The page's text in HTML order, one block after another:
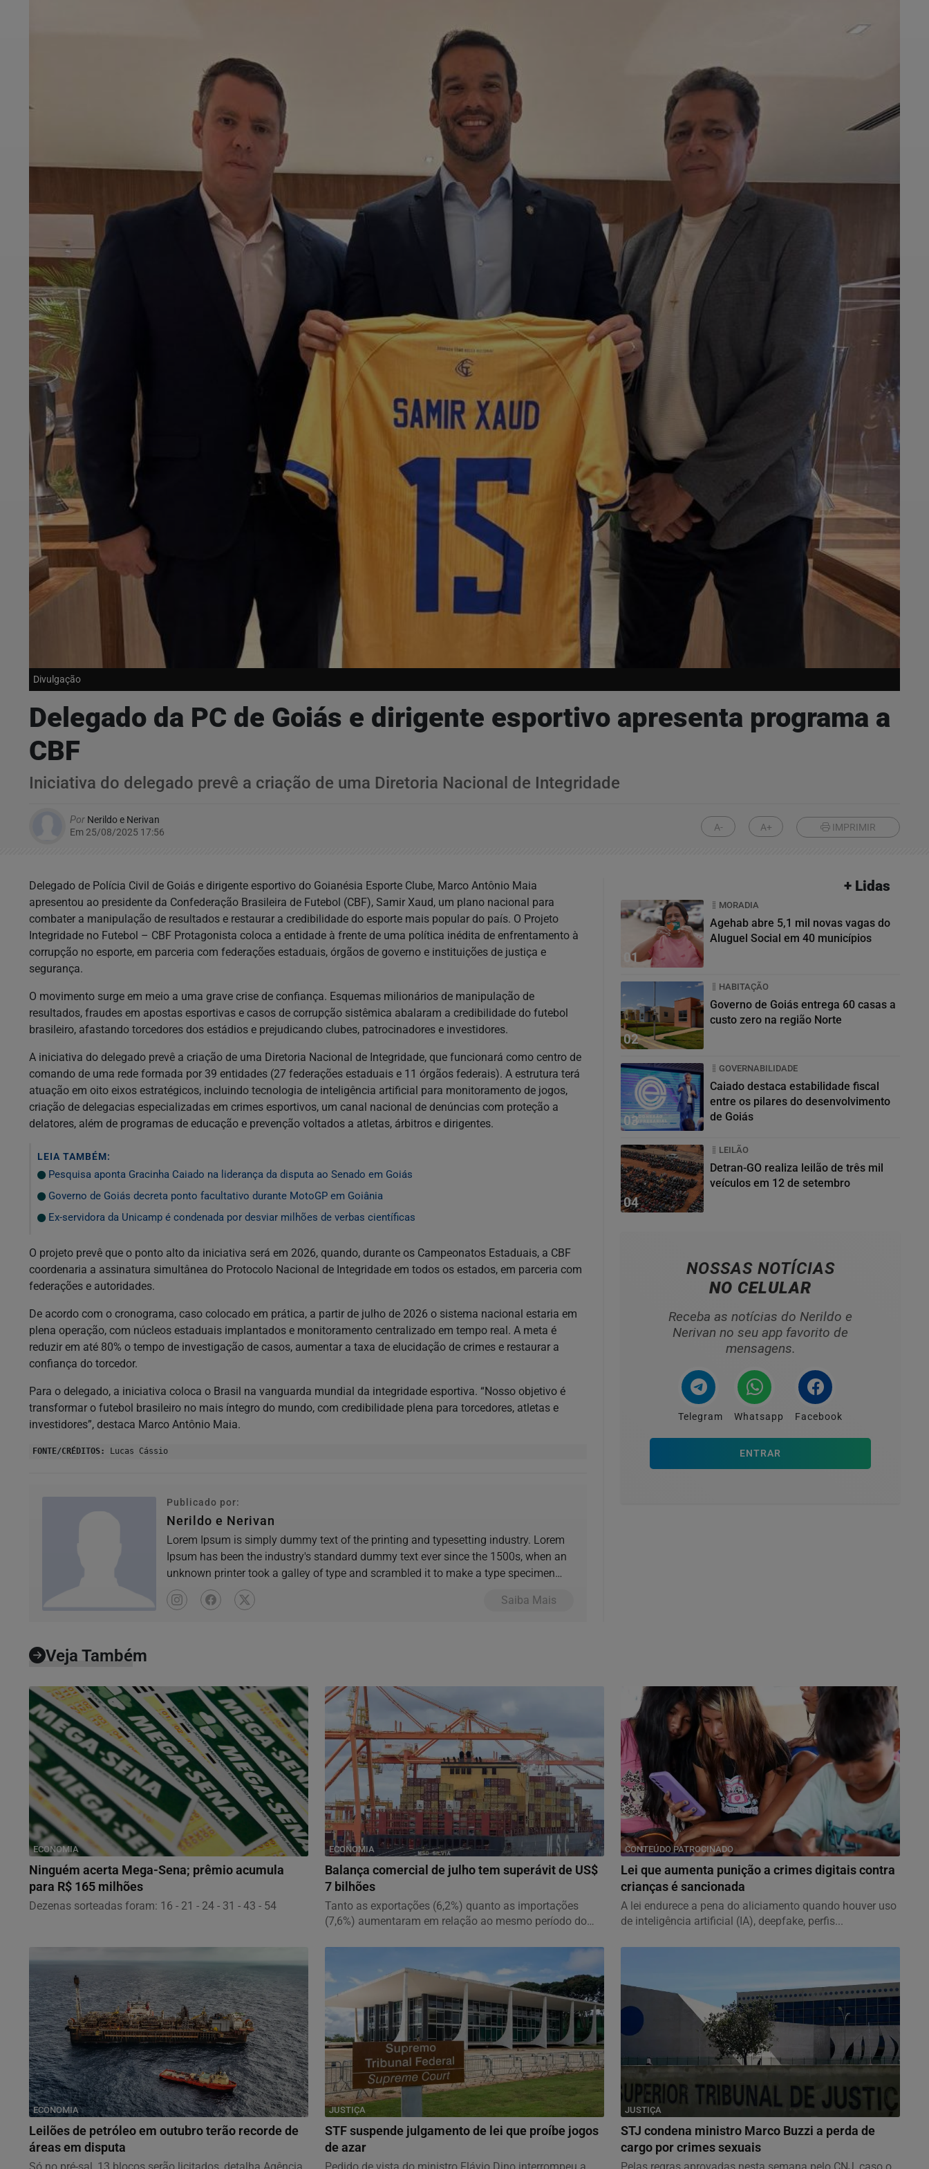
Divulgação
Delegado da PC de Goiás e dirigente esportivo apresenta programa a
CBF
Iniciativa do delegado prevê a criação de uma Diretoria Nacional de Integridade
Por Nerildo e Nerivan
Em 25/08/2025 17:56
A- A+ IMPRIMIR
Delegado de Polícia Civil de Goiás e dirigente esportivo do Goianésia Esporte Clube, Marco Antônio Maia
apresentou ao presidente da Confederação Brasileira de Futebol (CBF), Samir Xaud, um plano nacional para
combater a manipulação de resultados e restaurar a credibilidade do esporte mais popular do país. O Projeto
Integridade no Futebol – CBF Protagonista coloca a entidade à frente de uma política inédita de enfrentamento à
corrupção no esporte, em parceria com federações estaduais, órgãos de governo e instituições de justiça e
segurança.
O movimento surge em meio a uma grave crise de confiança. Esquemas milionários de manipulação de
resultados, fraudes em apostas esportivas e casos de corrupção sistêmica abalaram a credibilidade do futebol
brasileiro, afastando torcedores dos estádios e prejudicando clubes, patrocinadores e investidores.
A iniciativa do delegado prevê a criação de uma Diretoria Nacional de Integridade, que funcionará como centro de
comando de uma rede formada por 39 entidades (27 federações estaduais e 11 órgãos federais). A estrutura terá
atuação em oito eixos estratégicos, incluindo tecnologia de inteligência artificial para monitoramento de jogos,
criação de delegacias especializadas em crimes esportivos, um canal nacional de denúncias com proteção a
delatores, além de programas de educação e prevenção voltados a atletas, árbitros e dirigentes.
LEIA TAMBÉM:
Pesquisa aponta Gracinha Caiado na liderança da disputa ao Senado em Goiás
Governo de Goiás decreta ponto facultativo durante MotoGP em Goiânia
Ex-servidora da Unicamp é condenada por desviar milhões de verbas científicas
O projeto prevê que o ponto alto da iniciativa será em 2026, quando, durante os Campeonatos Estaduais, a CBF
coordenaria a assinatura simultânea do Protocolo Nacional de Integridade em todos os estados, em parceria com
federações e autoridades.
De acordo com o cronograma, caso colocado em prática, a partir de julho de 2026 o sistema nacional estaria em
plena operação, com núcleos estaduais implantados e monitoramento centralizado em tempo real. A meta é
reduzir em até 80% o tempo de investigação de casos, aumentar a taxa de elucidação de crimes e restaurar a
confiança do torcedor.
Para o delegado, a iniciativa coloca o Brasil na vanguarda mundial da integridade esportiva. “Nosso objetivo é
transformar o futebol brasileiro no mais íntegro do mundo, com credibilidade plena para torcedores, atletas e
investidores”, destaca Marco Antônio Maia.
FONTE/CRÉDITOS: Lucas Cássio
Publicado por:
Nerildo e Nerivan
Lorem Ipsum is simply dummy text of the printing and typesetting industry. Lorem
Ipsum has been the industry's standard dummy text ever since the 1500s, when an
unknown printer took a galley of type and scrambled it to make a type specimen
book.
Saiba Mais
+ Lidas
01
MORADIA
Agehab abre 5,1 mil novas vagas do
Aluguel Social em 40 municípios
02
HABITAÇÃO
Governo de Goiás entrega 60 casas a
custo zero na região Norte
03
GOVERNABILIDADE
Caiado destaca estabilidade fiscal
entre os pilares do desenvolvimento
de Goiás
04
LEILÃO
Detran-GO realiza leilão de três mil
veículos em 12 de setembro
NOSSAS NOTÍCIAS
NO CELULAR
Receba as notícias do Nerildo e
Nerivan no seu app favorito de
mensagens.
Telegram Whatsapp Facebook
ENTRAR
Veja Também
ECONOMIA
Ninguém acerta Mega-Sena; prêmio acumula
para R$ 165 milhões
Dezenas sorteadas foram: 16 - 21 - 24 - 31 - 43 - 54
ECONOMIA
Balança comercial de julho tem superávit de US$
7 bilhões
Tanto as exportações (6,2%) quanto as importações
(7,6%) aumentaram em relação ao mesmo período do
CONTEÚDO PATROCINADO
Lei que aumenta punição a crimes digitais contra
crianças é sancionada
A lei endurece a pena do aliciamento quando houver uso
de inteligência artificial (IA), deepfake, perfis...
ECONOMIA
Leilões de petróleo em outubro terão recorde de
áreas em disputa
JUSTIÇA
STF suspende julgamento de lei que proíbe jogos
de azar
JUSTIÇA
STJ condena ministro Marco Buzzi a perda de
cargo por crimes sexuais